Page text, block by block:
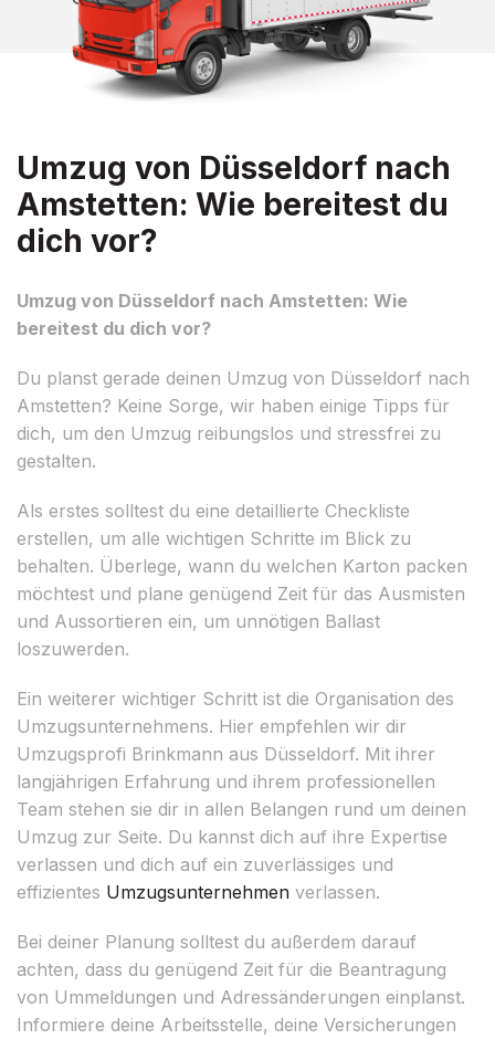
Umzug von Düsseldorf nach
Amstetten: Wie bereitest du
dich vor?
Umzug von Düsseldorf nach Amstetten: Wie
bereitest du dich vor?
Du planst gerade deinen Umzug von Düsseldorf nach
Amstetten? Keine Sorge, wir haben einige Tipps für
dich, um den Umzug reibungslos und stressfrei zu
gestalten.
Als erstes solltest du eine detaillierte Checkliste
erstellen, um alle wichtigen Schritte im Blick zu
behalten. Überlege, wann du welchen Karton packen
möchtest und plane genügend Zeit für das Ausmisten
und Aussortieren ein, um unnötigen Ballast
loszuwerden.
Ein weiterer wichtiger Schritt ist die Organisation des
Umzugsunternehmens. Hier empfehlen wir dir
Umzugsprofi Brinkmann aus Düsseldorf. Mit ihrer
langjährigen Erfahrung und ihrem professionellen
Team stehen sie dir in allen Belangen rund um deinen
Umzug zur Seite. Du kannst dich auf ihre Expertise
verlassen und dich auf ein zuverlässiges und
effizientes Umzugsunternehmen verlassen.
Bei deiner Planung solltest du außerdem darauf
achten, dass du genügend Zeit für die Beantragung
von Ummeldungen und Adressänderungen einplanst.
Informiere deine Arbeitsstelle, deine Versicherungen